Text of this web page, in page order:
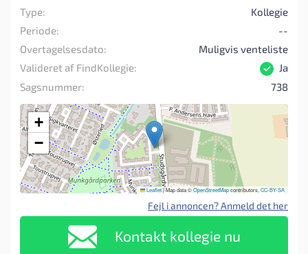
Type:
Kollegie
Periode:
--
Overtagelsesdato:
Muligvis venteliste
Valideret af FindKollegie:
Ja
Sagsnummer:
738
+
−
Leaflet|Map data ©OpenStreetMapcontributors,CC-BY-SA
Fejl i annoncen? Anmeld det her
Kontakt kollegie nu